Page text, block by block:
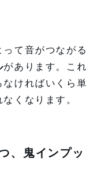
て音がつながる
があります。これ
ければいくら単
くなります。
、鬼インプッ